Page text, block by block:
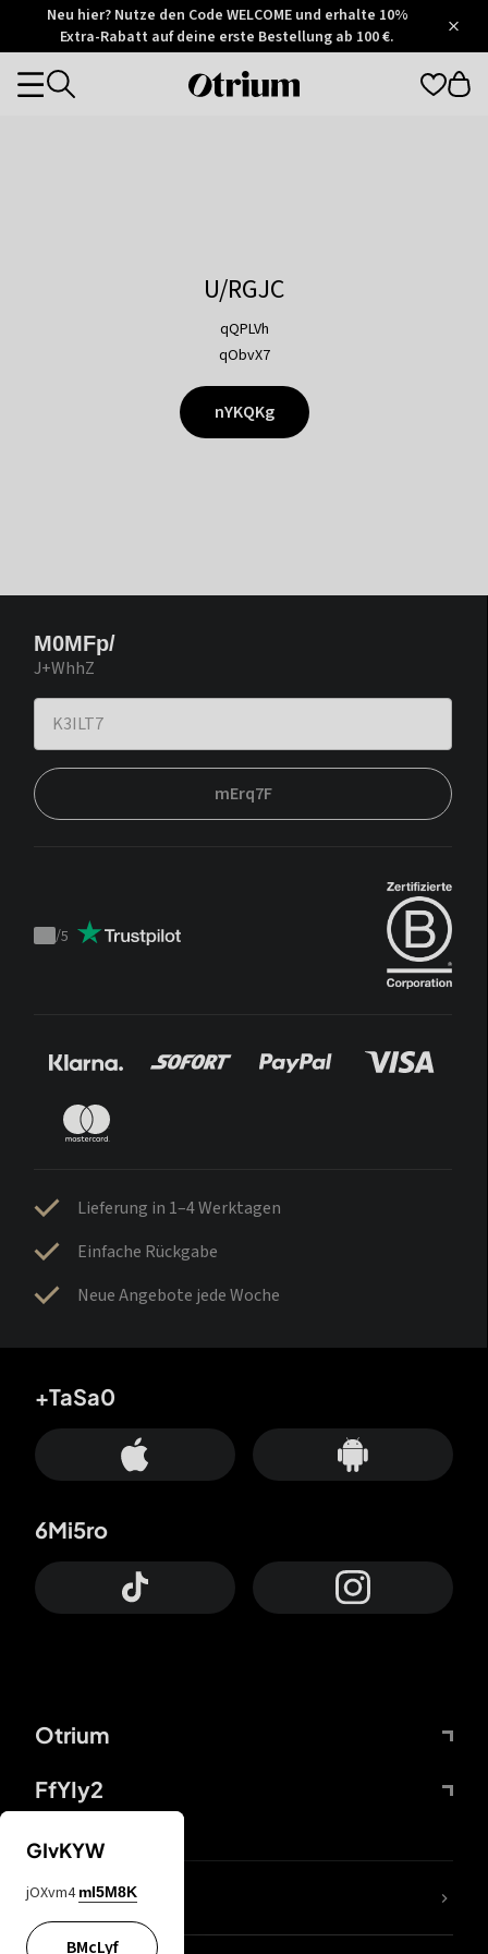
Otrium
Trustpilot
Neu hier? Nutze den Code WELCOME und erhalte 10%
Extra-Rabatt auf deine erste Bestellung ab 100 €.
Otrium
Categories
U/RGJC
qQPLVh
qObvX7
nYKQKg
M0MFp/
J+WhhZ
mErq7F
Trustpilot
/5
Lieferung in 1–4 Werktagen
Einfache Rückgabe
Neue Angebote jede Woche
Otrium
FfYIy2
+TaSa0
6Mi5ro
DDcvSo
GIvKYW
jOXvm4 mI5M8K
BMcLyf